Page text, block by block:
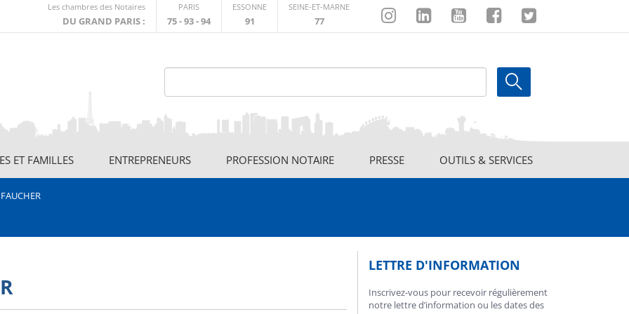
Les chambres des Notaires
DU GRAND PARIS :
externe
PARIS
75 - 93 - 94
ESSONNE
91
SEINE-ET-MARNE
77
InstagramLinkedinYoutubeFacebookTwitter
ET FAMILLES ENTREPRENEURS PROFESSION NOTAIRE PRESSE OUTILS & SERVICES
LETTRE D'INFORMATION
Inscrivez-vous pour recevoir régulièrement
notre lettre d’information ou les dates des